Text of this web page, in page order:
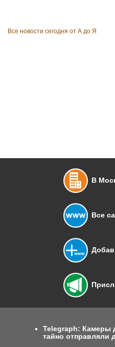
Все новости сегодня от А до Я
В
Все
Telegraph: Камеры
тайно отправляли